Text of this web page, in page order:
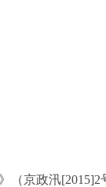
（京政汛[2015]2